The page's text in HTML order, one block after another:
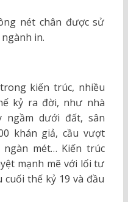
nét chân được sử
in.
kiến trúc, nhiều
kỷ ra đời, như nhà
ngầm dưới đất, sân
khán giả, cầu vượt
ngàn mét… Kiến trúc
mạnh mẽ với lối tư
cuối thế kỷ 19 và đầu